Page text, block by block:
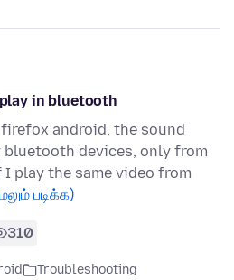
in bluetooth
android, the sound
bluetooth devices, only from
play the same video from
படிக்க)
310
Troubleshooting